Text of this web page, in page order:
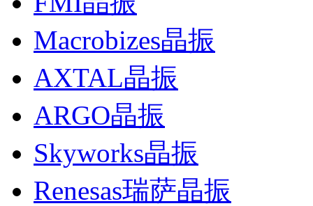
Macrobizes晶振
AXTAL晶振
ARGO晶振
Skyworks晶振
Renesas瑞萨晶振